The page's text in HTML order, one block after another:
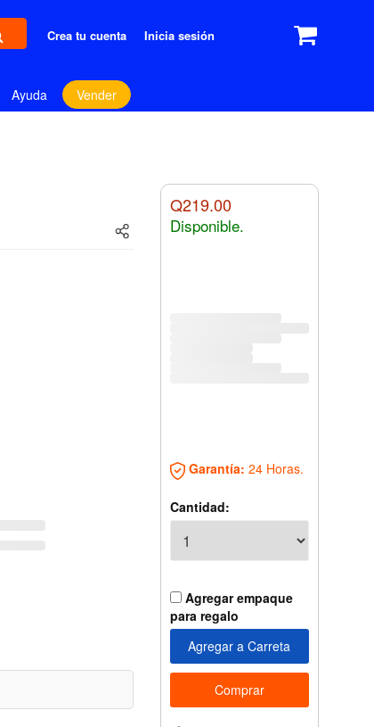
Crea tu cuenta Inicia sesión
Ayuda Vender
Q219.00
Disponible.
Garantía: 24 Horas.
Cantidad:
Agregar empaque
para regalo